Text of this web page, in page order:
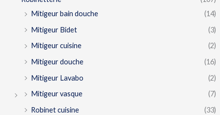
Mitigeur bain douche
(14)
Mitigeur Bidet
(3)
Mitigeur cuisine
(2)
Mitigeur douche
(16)
Mitigeur Lavabo
(2)
Mitigeur vasque
(7)
Robinet cuisine
(33)